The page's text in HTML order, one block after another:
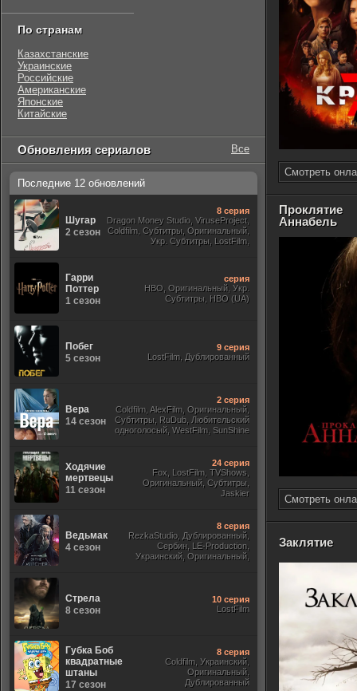
Смотреть
Проклятие
Аннабель
Смотреть
Заклятие
По странам
Казахстанские
Украинские
Российские
Американские
Японские
Китайские
Обновления сериалов Все
Последние 12 обновлений
Шугар
2 сезон
8 серия
Dragon Money Studio, ViruseProject,
Coldfilm, Субтитры, Оригинальный,
Укр. Субтитры, LostFilm,
Гарри
Поттер
1 сезон
серия
HBO, Оригинальный, Укр.
Субтитры, HBO (UA)
Побег
5 сезон
9 серия
LostFilm, Дублированный
Вера
14 сезон
2 серия
Coldfilm, AlexFilm, Оригинальный,
Субтитры, RuDub, Любительский
одноголосый, WestFilm, SunShine
Ходячие
мертвецы
11 сезон
24 серия
Fox, LostFilm, TVShows,
Оригинальный, Субтитры,
Jaskier
Ведьмак
4 сезон
8 серия
RezkaStudio, Дублированный,
Сербин, LE-Production,
Украинский, Оригинальный,
Стрела
8 сезон
10 серия
LostFilm
Губка Боб
квадратные
штаны
17 сезон
8 серия
Coldfilm, Украинский,
Оригинальный,
Дублированный